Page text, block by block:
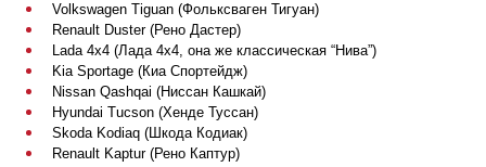
Volkswagen Tiguan (Фольксваген Тигуан)
Renault Duster (Рено Дастер)
Lada 4x4 (Лада 4х4, она же классическая “Нива”)
Kia Sportage (Киа Спортейдж)
Nissan Qashqai (Ниссан Кашкай)
Hyundai Tucson (Хенде Туссан)
Skoda Kodiaq (Шкода Кодиак)
Renault Kaptur (Рено Каптур)